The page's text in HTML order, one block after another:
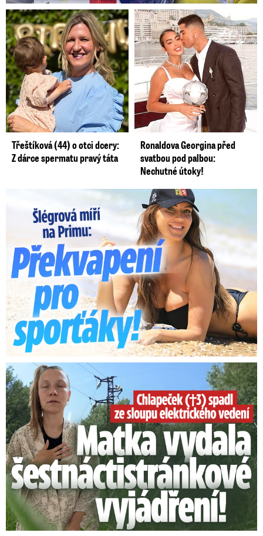
Třeštíková (44) o otci dcery:
Z dárce spermatu pravý táta
Ronaldova Georgina před
svatbou pod palbou:
Nechutné útoky!
Lucie Šlégrová míří na Primu. Překvapení pro sporťáky!
Smrtelný pád chlapce: Matka vydala vyjádření na 16 stran